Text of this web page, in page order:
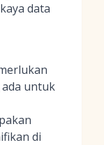
data
untuk
di